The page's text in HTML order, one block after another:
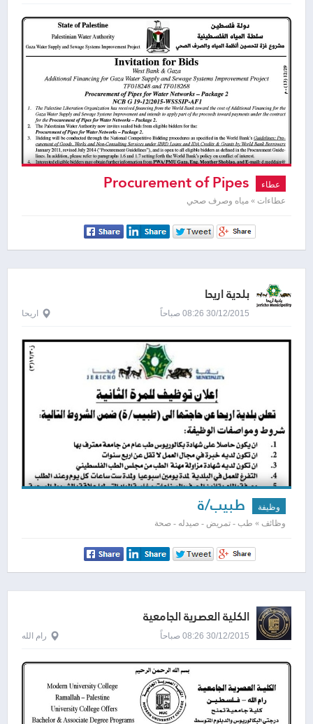
عطاء
عطاءات » مياه وصرف صحي
بلدية اريحا
30/12/2015 08:26 صباحاً اريحا
وظيفة طبيب/ة
وظائف » طب - تمريض - صيدله - صحة
الكلية العصرية الجامعية
30/12/2015 08:26 صباحاً رام الله